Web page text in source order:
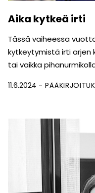
Aika kytkeä irti
Tässä vaiheessa
kytkeytymistä irti arjen
tai vaikka
11.6.2024